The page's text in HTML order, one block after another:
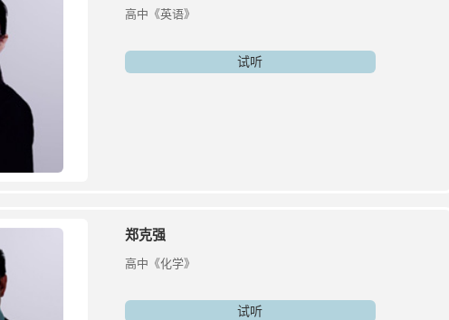
高中《英语》
试听
郑克强
高中《化学》
试听